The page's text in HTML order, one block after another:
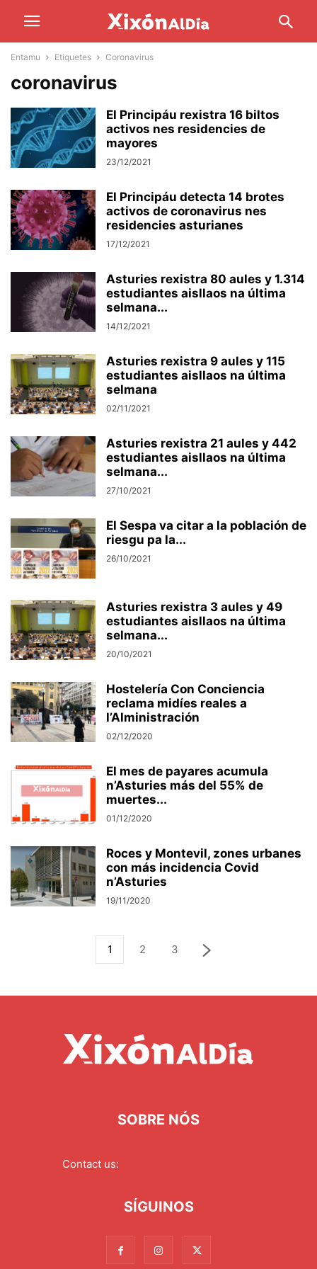
Entamu Etiquetes Coronavirus
coronavirus
El Principáu rexistra 16 biltos
activos nes residencies de
mayores
23/12/2021
El Principáu detecta 14 brotes
activos de coronavirus nes
residencies asturianes
17/12/2021
Asturies rexistra 80 aules y 1.314
estudiantes aisllaos na última
selmana...
14/12/2021
Asturies rexistra 9 aules y 115
estudiantes aisllaos na última
selmana
02/11/2021
Asturies rexistra 21 aules y 442
estudiantes aisllaos na última
selmana...
27/10/2021
El Sespa va citar a la población de
riesgu pa la...
26/10/2021
Asturies rexistra 3 aules y 49
estudiantes aisllaos na última
selmana...
20/10/2021
Hostelería Con Conciencia
reclama midíes reales a
l’Alministración
02/12/2020
El mes de payares acumula
n’Asturies más del 55% de
muertes...
01/12/2020
Roces y Montevil, zones urbanes
con más incidencia Covid
n’Asturies
19/11/2020
1 2 3
SOBRE NÓS
Contact us:
SÍGUINOS